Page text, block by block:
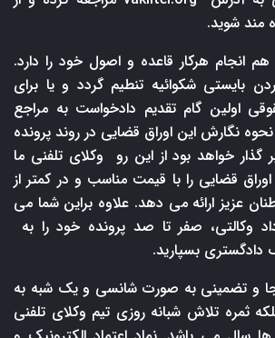
مند شوید.
انجام هرکار قاعده و اصول خود را دارد.
بایستی شکوائیه تنطیم گردد و یا برای
اولین گام تقدیم دادخواست به مراجع
نگارش این اوراق قضایی در روند پرونده
گذار خواهد بود از این رو وکلای تلفنی ما
قضایی را با قیمت مناسب و در کمتر از
عزیز ارائه می دهد. علاوه براین شما می
وکالتی، صفر تا صد پرونده خود را به
دادگستری بسپارید.
و تضمینی به صورت شانسی و یک شبه به
ثمره تلاش شبانه روزی تیم وکلای تلفنی